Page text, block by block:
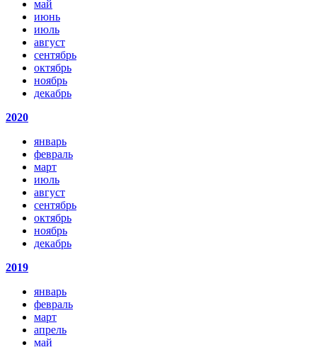
май
июнь
июль
август
сентябрь
октябрь
ноябрь
декабрь
2020
январь
февраль
март
июль
август
сентябрь
октябрь
ноябрь
декабрь
2019
январь
февраль
март
апрель
май